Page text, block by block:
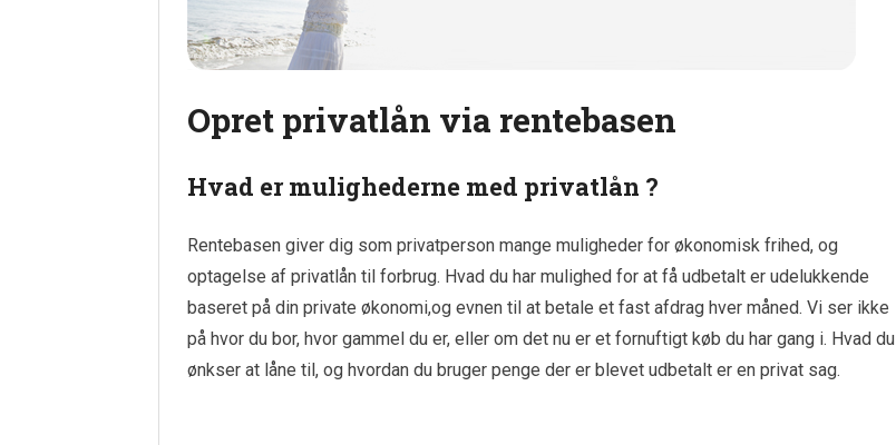
Opret privatlån via rentebasen
Hvad er mulighederne med privatlån ?
Rentebasen giver dig som privatperson mange muligheder for økonomisk frihed, og
optagelse af privatlån til forbrug. Hvad du har mulighed for at få udbetalt er udelukkende
baseret på din private økonomi,og evnen til at betale et fast afdrag hver måned. Vi ser ikke
på hvor du bor, hvor gammel du er, eller om det nu er et fornuftigt køb du har gang i. Hvad du
ønkser at låne til, og hvordan du bruger penge der er blevet udbetalt er en privat sag.